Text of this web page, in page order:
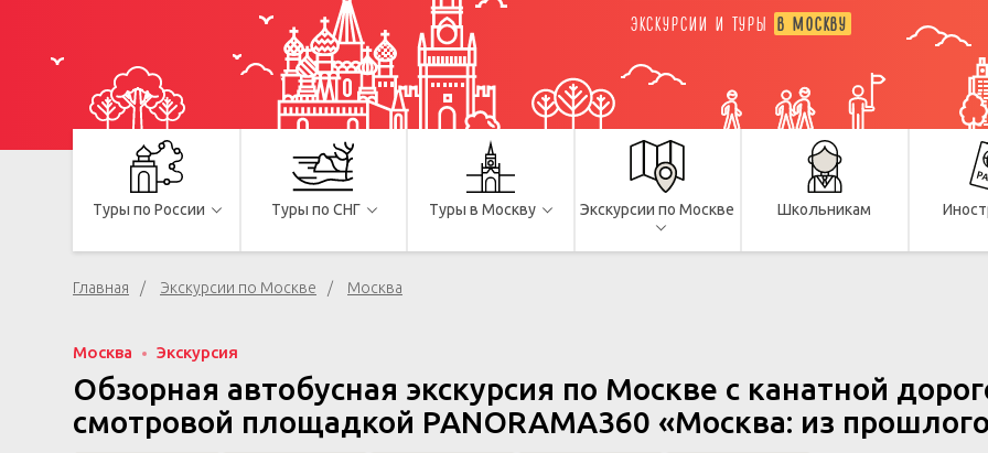
ЭКСКУРСИИ И ТУРЫ В МОСКВУ
Туры по России Туры по СНГ Туры в Москву Экскурсии по Москве Школьникам
Главная Экскурсии по Москве Москва
Москва Экскурсия
Обзорная автобусная экскурсия по Москве с канатной
смотровой площадкой PANORAMA360 «Москва: из